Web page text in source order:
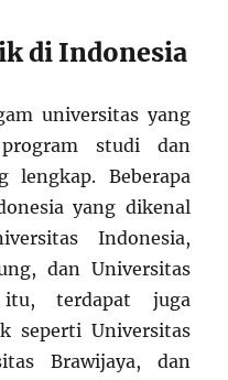
di Indonesia
universitas yang
studi dan
lengkap. Beberapa
yang dikenal
Indonesia,
dan Universitas
terdapat juga
seperti Universitas
Brawijaya, dan